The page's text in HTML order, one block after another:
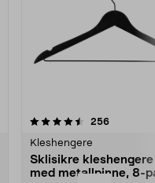
256
Kleshengere
Sklisikre
med metallpinne, 8-
4.5av 5 stjerner